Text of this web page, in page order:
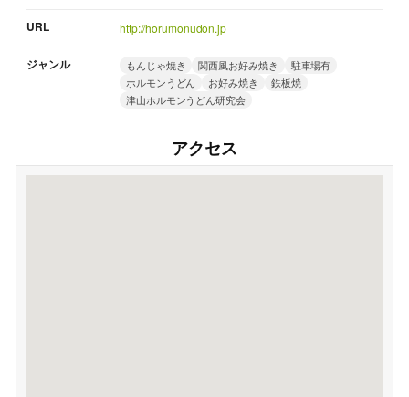
URL http://horumonudon.jp
ジャンル もんじゃ焼き 関西風お好み焼き
駐車場有
ホルモンうどん
お好み焼き
鉄板焼
津山ホルモンうどん研究会
アクセス